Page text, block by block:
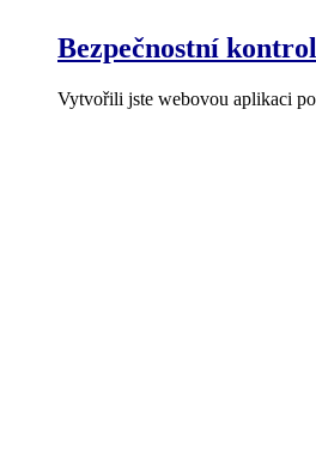
Bezpečnostní
Vytvořili jste webovou aplikaci